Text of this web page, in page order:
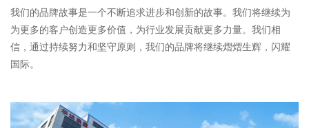
我们的品牌故事是一个不断追求进步和创新的故事。我们将继续为
为更多的客户创造更多价值，为行业发展贡献更多力量。我们相
信，通过持续努力和坚守原则，我们的品牌将继续熠熠生辉，闪耀
国际。